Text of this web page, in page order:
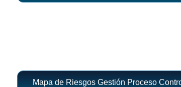
Mapa de Riesgos Gestión Proceso